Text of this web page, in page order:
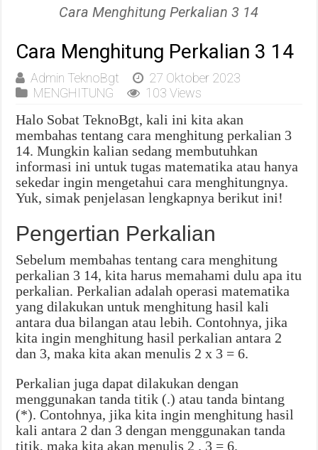
Cara Menghitung Perkalian 3 14
Cara Menghitung Perkalian 3 14
Admin TeknoBgt
27 Oktober 2023
MENGHITUNG
103 Views
Halo Sobat TeknoBgt, kali ini kita akan
membahas tentang cara menghitung perkalian 3
14. Mungkin kalian sedang membutuhkan
informasi ini untuk tugas matematika atau hanya
sekedar ingin mengetahui cara menghitungnya.
Yuk, simak penjelasan lengkapnya berikut ini!
Pengertian Perkalian
Sebelum membahas tentang cara menghitung
perkalian 3 14, kita harus memahami dulu apa itu
perkalian. Perkalian adalah operasi matematika
yang dilakukan untuk menghitung hasil kali
antara dua bilangan atau lebih. Contohnya, jika
kita ingin menghitung hasil perkalian antara 2
dan 3, maka kita akan menulis 2 x 3 = 6.
Perkalian juga dapat dilakukan dengan
menggunakan tanda titik (.) atau tanda bintang
(*). Contohnya, jika kita ingin menghitung hasil
kali antara 2 dan 3 dengan menggunakan tanda
titik, maka kita akan menulis 2 . 3 = 6.